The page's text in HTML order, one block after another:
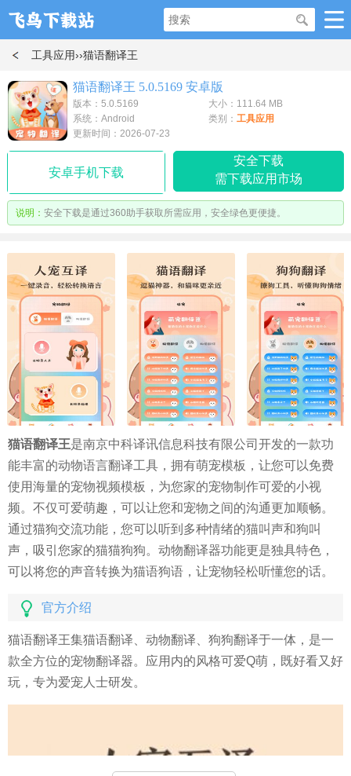
工具应用››猫语翻译王
猫语翻译王 5.0.5169 安卓版
版本：5.0.5169
大小：111.64 MB
系统：Android
类别： 工具应用
更新时间：2026-07-23
安卓手机下载
安全下载
需下载应用市场
说明： 安全下载是通过360助手获取所需应用，安全绿色更便捷。
猫语翻译王是南京中科译讯信息科技有限公司开发的一款功
能丰富的动物语言翻译工具，拥有萌宠模板，让您可以免费
使用海量的宠物视频模板，为您家的宠物制作可爱的小视
频。不仅可爱萌趣，可以让您和宠物之间的沟通更加顺畅。
通过猫狗交流功能，您可以听到多种情绪的猫叫声和狗叫
声，吸引您家的猫猫狗狗。动物翻译器功能更是独具特色，
可以将您的声音转换为猫语狗语，让宠物轻松听懂您的话。
官方介绍
猫语翻译王集猫语翻译、动物翻译、狗狗翻译于一体，是一
款全方位的宠物翻译器。应用内的风格可爱Q萌，既好看又好
玩，专为爱宠人士研发。